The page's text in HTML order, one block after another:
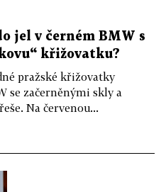
jel v černém BMW s
křižovatku?
pražské křižovatky
se začerněnými skly a
Na červenou...